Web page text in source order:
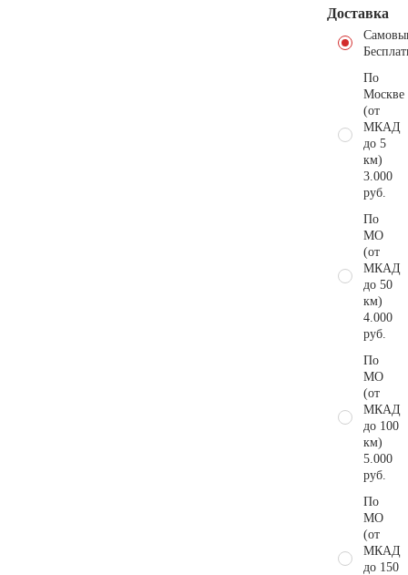
Доставка
По
Москве
(от
МКАД
до 5
км)
3.000
руб.
По
МО
(от
МКАД
до 50
км)
4.000
руб.
По
МО
(от
МКАД
до 100
км)
5.000
руб.
По
МО
(от
МКАД
до 150